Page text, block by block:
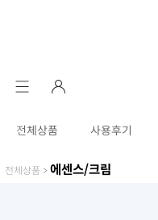
전체상품 사용후기
전체상품 > 에센스/크림